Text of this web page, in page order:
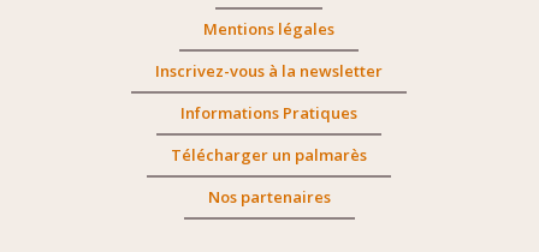
Mentions légales
Inscrivez-vous à la newsletter
Informations Pratiques
Télécharger un palmarès
Nos partenaires